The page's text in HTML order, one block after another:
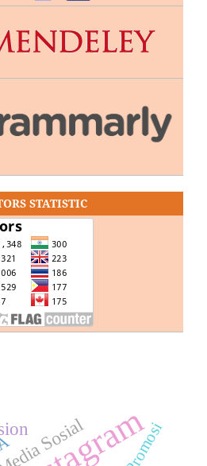
STATISTIC
Sosial Promosi